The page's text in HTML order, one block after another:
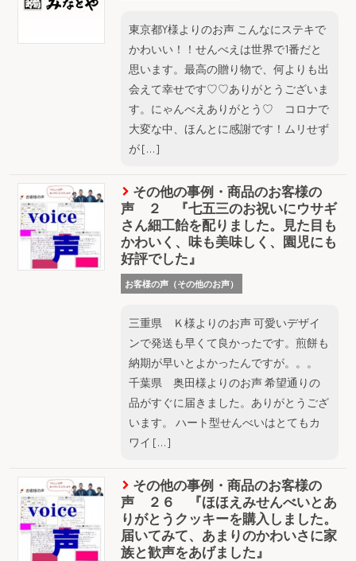
東京都Y様よりのお声 こんなにステキで
かわいい！！せんべえは世界で1番だと
思います。最高の贈り物で、何よりも出
会えて幸せです♡♡ありがとうございま
す。にゃんべえありがとう♡ コロナで
大変な中、ほんとに感謝です！ムリせず
が […]
その他の事例・商品のお客様の
声 ２ 『七五三のお祝いにウサギ
さん細工飴を配りました。見た目も
かわいく、味も美味しく、園児にも
好評でした』
お客様の声（その他のお声）
三重県 Ｋ様よりのお声 可愛いデザイ
ンで発送も早くて良かったです。煎餅も
納期が早いとよかったんですが。。。
千葉県 奥田様よりのお声 希望通りの
品がすぐに届きました。ありがとうござ
います。 ハート型せんべいはとてもカ
ワイ […]
その他の事例・商品のお客様の
声 ２６ 『ほほえみせんべいとあ
りがとうクッキーを購入しました。
届いてみて、あまりのかわいさに家
族と歓声をあげました』